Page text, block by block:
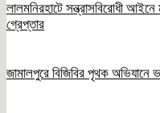
লালমনিরহাটে সন্ত্রাসবিরোধী
গ্রেপ্তার
জামালপুরে বিজিবির পৃথক অভিযানে